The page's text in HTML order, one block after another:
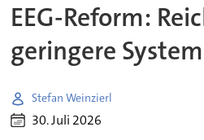
EEG-Reform:
geringere
Stefan Weinzierl
30. Juli 2026